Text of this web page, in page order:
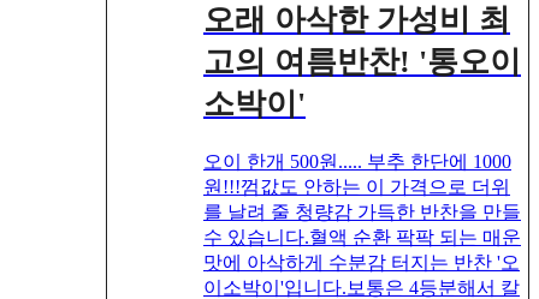
오래 아삭한 가성비 최
고의 여름반찬! '통오이
소박이'
오이 한개 500원..... 부추 한단에 1000
원!!!껌값도 안하는 이 가격으로 더위
를 날려 줄 청량감 가득한 반찬을 만들
수 있습니다.혈액 순환 팍팍 되는 매운
맛에 아삭하게 수분감 터지는 반찬 '오
이소박이'입니다.보통은 4등분해서 칼